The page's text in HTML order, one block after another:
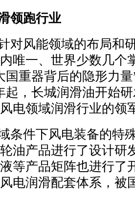
领跑行业
对风能领域的布局和
唯一、世界少数几个
国重器背后的隐形力
起，长城润滑油开始
电领域润滑行业的领
条件下风电装备的特
油产品进行了设计研
等产品矩阵也进行了
电润滑配套体系，被